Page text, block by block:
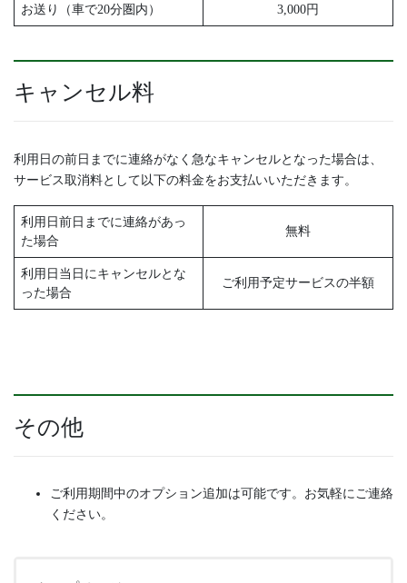
お送り（車で20分圏内） 3,000円
キャンセル料
利用日の前日までに連絡がなく急なキャンセルとなった場合は、
サービス取消料として以下の料金をお支払いいただきます。
利用日前日までに連絡があっ
た場合
無料
利用日当日にキャンセルとな
った場合
ご利用予定サービスの半額
その他
ご利用期間中のオプション追加は可能です。お気軽にご連絡
ください。